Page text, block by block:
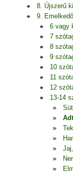
8. Újszerű
9.
6 vagy
7
8
9
10
11
12
13-14